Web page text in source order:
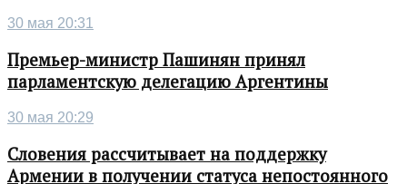
30 мая 20:31
Премьер-министр Пашинян принял
парламентскую делегацию Аргентины
30 мая 20:29
Словения рассчитывает на поддержку
Армении в получении статуса непостоянного